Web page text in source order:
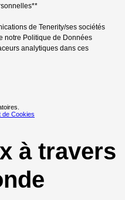
de Tenerity/ses sociétés
notre Politique de Données
analytiques dans ces
de Cookies
à travers